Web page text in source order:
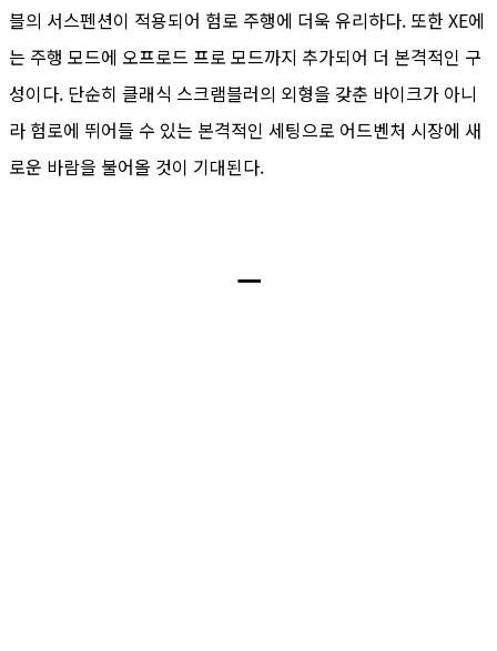
블의 서스펜션이 적용되어 험로 주행에 더욱 유리하다. 또한 XE에
는 주행 모드에 오프로드 프로 모드까지 추가되어 더 본격적인 구
성이다. 단순히 클래식 스크램블러의 외형을 갖춘 바이크가 아니
라 험로에 뛰어들 수 있는 본격적인 세팅으로 어드벤처 시장에 새
로운 바람을 불어올 것이 기대된다.
ㅡ